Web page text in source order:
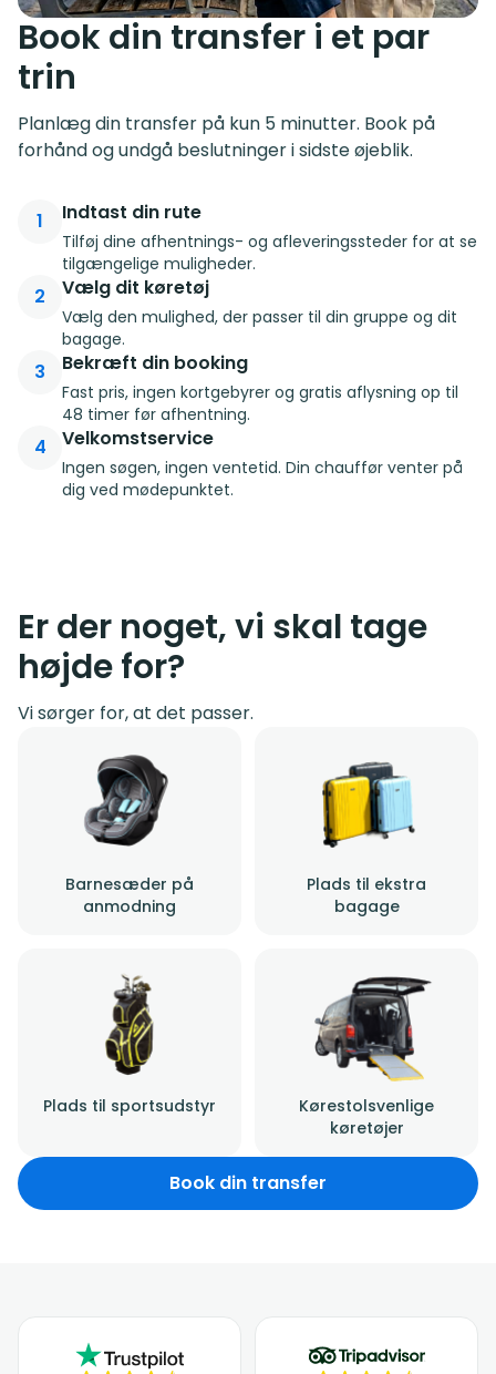
Book din transfer i et par
trin
Planlæg din transfer på kun 5 minutter. Book på
forhånd og undgå beslutninger i sidste øjeblik.
1 Indtast din rute
Tilføj dine afhentnings- og afleveringssteder for at se
tilgængelige muligheder.
2 Vælg dit køretøj
Vælg den mulighed, der passer til din gruppe og dit
bagage.
3 Bekræft din booking
Fast pris, ingen kortgebyrer og gratis aflysning op til
48 timer før afhentning.
4 Velkomstservice
Ingen søgen, ingen ventetid. Din chauffør venter på
dig ved mødepunktet.
Er der noget, vi skal tage
højde for?
Vi sørger for, at det passer.
Barnesæder på
anmodning
Plads til ekstra
bagage
Plads til sportsudstyr
Kørestolsvenlige
køretøjer
Book din transfer